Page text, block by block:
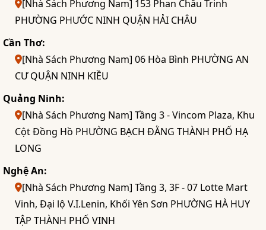
[Nhà Sách Phương Nam] 153 Phan Châu Trinh
PHƯỜNG PHƯỚC NINH QUẬN HẢI CHÂU
Cần Thơ:
[Nhà Sách Phương Nam] 06 Hòa Bình PHƯỜNG AN
CƯ QUẬN NINH KIỀU
Quảng Ninh:
[Nhà Sách Phương Nam] Tầng 3 - Vincom Plaza, Khu
Cột Đồng Hồ PHƯỜNG BẠCH ĐẰNG THÀNH PHỐ HẠ
LONG
Nghệ An:
[Nhà Sách Phương Nam] Tầng 3, 3F - 07 Lotte Mart
Vinh, Đại lộ V.I.Lenin, Khối Yên Sơn PHƯỜNG HÀ HUY
TẬP THÀNH PHỐ VINH